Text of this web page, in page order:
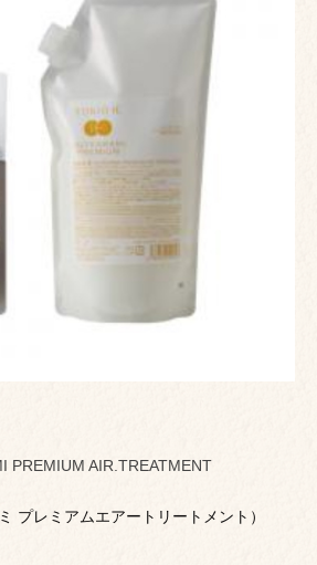
PREMIUM AIR.TREATMENT
プレミアムエアートリートメント）